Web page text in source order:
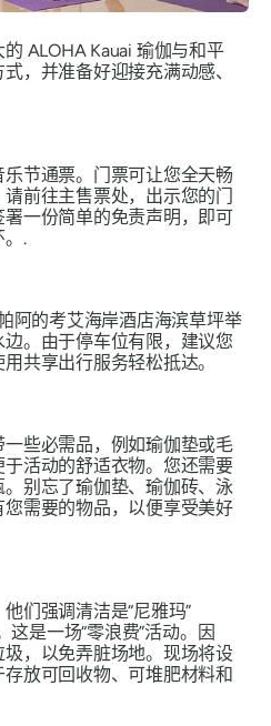
ALOHA Kauai 瑜伽与和平
，并准备好迎接充满动感、
节通票。门票可让您全天畅
前往主售票处，出示您的门
一份简单的免责声明，即可
。.
阿的考艾海岸酒店海滨草坪举
。由于停车位有限，建议您
共享出行服务轻松抵达。
些必需品，例如瑜伽垫或毛
活动的舒适衣物。您还需要
别忘了瑜伽垫、瑜伽砖、泳
需要的物品，以便享受美好
们强调清洁是“尼雅玛”
这是一场“零浪费”活动。因
，以免弄脏场地。现场将设
放可回收物、可堆肥材料和